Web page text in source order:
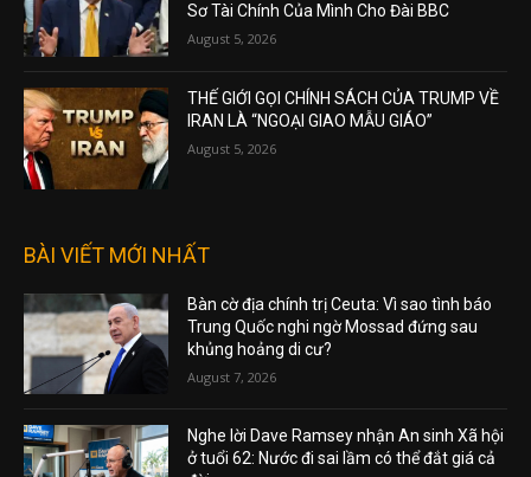
Sơ Tài Chính Của Mình Cho Đài BBC
August 5, 2026
THẾ GIỚI GỌI CHÍNH SÁCH CỦA TRUMP VỀ
IRAN LÀ “NGOẠI GIAO MẪU GIÁO”
August 5, 2026
BÀI VIẾT MỚI NHẤT
Bàn cờ địa chính trị Ceuta: Vì sao tình báo
Trung Quốc nghi ngờ Mossad đứng sau
khủng hoảng di cư?
August 7, 2026
Nghe lời Dave Ramsey nhận An sinh Xã hội
ở tuổi 62: Nước đi sai lầm có thể đắt giá cả